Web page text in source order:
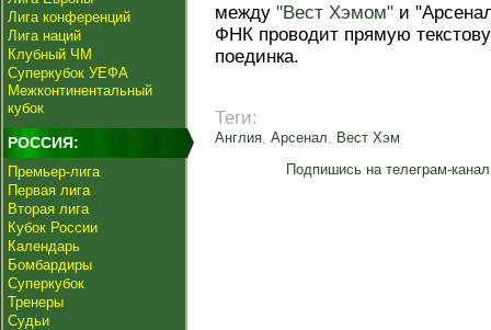
Лига конференций
Лига наций
Клубный ЧМ
Суперкубок УЕФА
Межконтинентальный
кубок
РОССИЯ:
Премьер-лига
Первая лига
Вторая лига
Кубок России
Календарь
Бомбардиры
Суперкубок
Тренеры
Судьи
между "Вест Хэмом" и
ФНК проводит прямую
поединка.
Теги:
Англия, Арсенал, Вест Хэм
Подпишись на телеграм-